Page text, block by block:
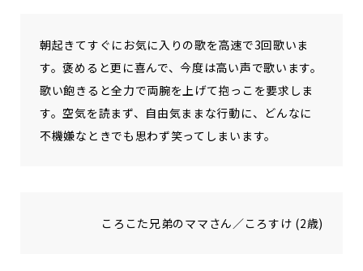
朝起きてすぐにお気に入りの歌を高速で3回歌いま
す。褒めると更に喜んで、今度は高い声で歌います。
歌い飽きると全力で両腕を上げて抱っこを要求しま
す。空気を読まず、自由気ままな行動に、どんなに
不機嫌なときでも思わず笑ってしまいます。
ころこた兄弟のママさん／ころすけ (2歳)